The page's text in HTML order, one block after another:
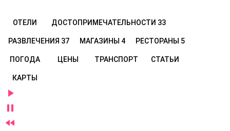
ОТЕЛИ ДОСТОПРИМЕЧАТЕЛЬНОСТИ 33
РАЗВЛЕЧЕНИЯ 37 МАГАЗИНЫ 4 РЕСТОРАНЫ 5
ПОГОДА ЦЕНЫ ТРАНСПОРТ СТАТЬИ
КАРТЫ


